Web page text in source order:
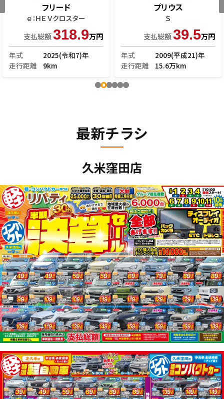
フリード
ｅ：ＨＥＶクロスター
支払総額318.9万円
年式
2025(令和7)年
走行距離
9km
プリウス
Ｓ
支払総額39.5万円
年式
2009(平成21)年
走行距離
15.6万km
最新チラシ
久米窪田店